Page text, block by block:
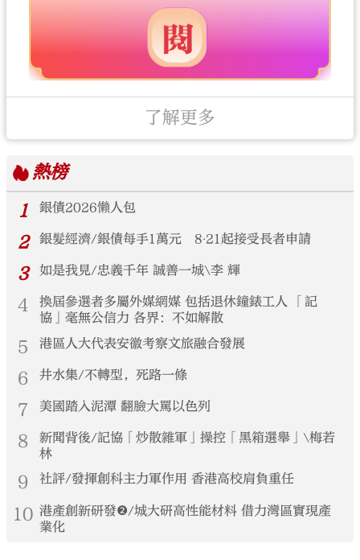
了解更多
熱榜
1
銀債2026懶人包
2 銀髮經濟/銀債每手1萬元 8‧21起接受長者申請
3 如是我見/忠義千年 誠善一城\李 輝
4
換屆參選者多屬外媒網媒 包括退休鐘錶工人 「記
協」毫無公信力 各界：不如解散
5 港區人大代表安徽考察文旅融合發展
6 井水集/不轉型，死路一條
7 美國踏入泥潭 翻臉大罵以色列
8
新聞背後/記協「炒散雜軍」操控「黑箱選舉」\梅若
林
9 社評/發揮創科主力軍作用 香港高校肩負重任
10 港產創新研發❷/城大研高性能材料 借力灣區實現產
業化